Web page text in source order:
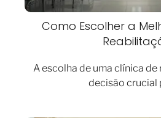
Como Escolher a
A escolha de uma clínica
decisão crucial